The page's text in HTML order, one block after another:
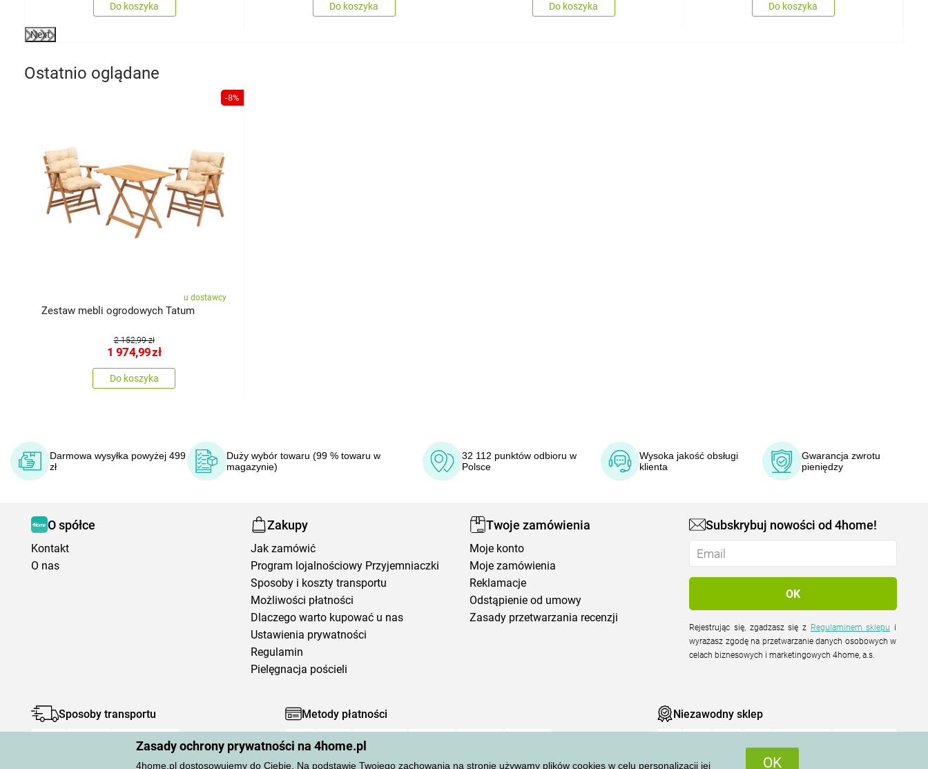
Zasady ochrony prywatności na 4home.pl
4home.pl dostosowujemy do Ciebie. Na podstawie Twojego zachowania na stronie używamy plików cookies w celu personalizacji jej OK
Do koszyka Do koszyka Do koszyka Do koszyka
Next
Ostatnio oglądane
-8%
u dostawcy
Zestaw mebli ogrodowych Tatum
2 152,99 zł
1 974,99zł
Do koszyka
Darmowa wysyłka powyżej 499
zł
Duży wybór towaru (99 % towaru w
magazynie)
32 112 punktów odbioru w
Polsce
Wysoka jakość obsługi
klienta
Gwarancja zwrotu
pieniędzy
O spółce
Kontakt
O nas
Zakupy
Jak zamówić
Program lojalnościowy Przyjemniaczki
Sposoby i koszty transportu
Możliwości płatności
Dlaczego warto kupować u nas
Ustawienia prywatności
Regulamin
Pielęgnacja pościeli
Twoje zamówienia
Moje konto
Moje zamówienia
Reklamacje
Odstąpienie od umowy
Zasady przetwarzania recenzji
Subskrybuj nowości od 4home!
Rejestrując się, zgadzasz się z Regulaminem sklepu
wyrażasz zgodę na przetwarzanie danych osobowych w
celach biznesowych i marketingowych 4home, a.s.
Sposoby transportu Metody płatności Niezawodny sklep